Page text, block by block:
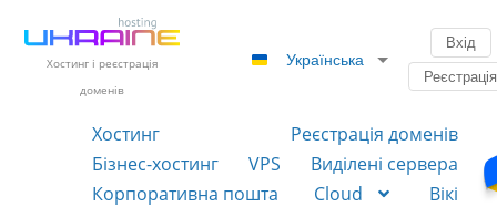
Хостинг і реєстрація
доменів
Українська
Вхід
Реєстрація
Хостинг
Реєстрація доменів
Бізнес-хостинг
VPS
Виділені сервера
Корпоративна пошта
Cloud
Вікі